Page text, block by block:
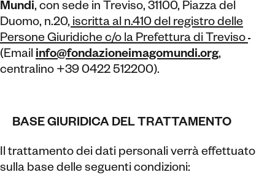
Mundi, con sede in Treviso, 31100, Piazza del
Duomo, n.20, iscritta al n.410 del registro delle
Persone Giuridiche c/o la Prefettura di Treviso
(Email info@fondazioneimagomundi.org,
centralino +39 0422 512200).
BASE GIURIDICA DEL TRATTAMENTO
Il trattamento dei dati personali verrà effettuato
sulla base delle seguenti condizioni: